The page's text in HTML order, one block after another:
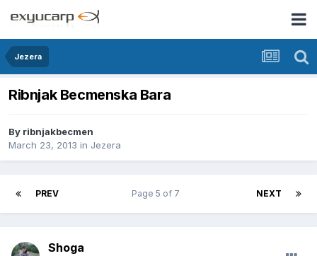
Jezera
Ribnjak Becmenska Bara
By ribnjakbecmen
March 23, 2013 in Jezera
PREV NEXT
Page 5 of 7
Shoga